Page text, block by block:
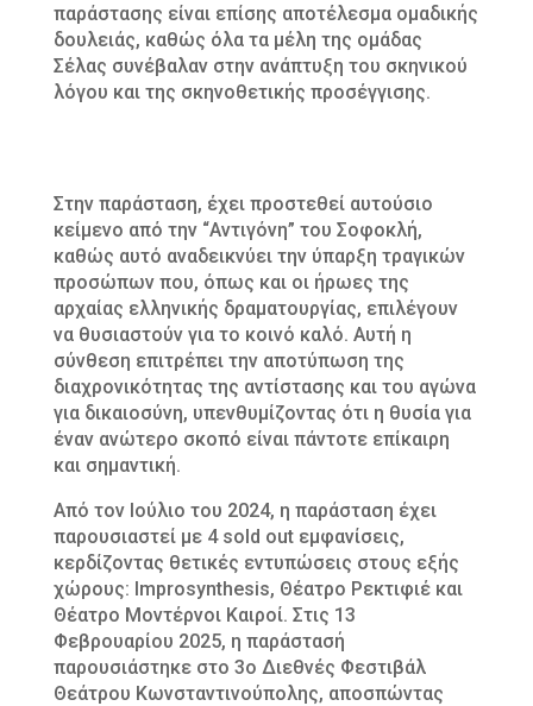
παράστασης είναι επίσης αποτέλεσμα ομαδικής
δουλειάς, καθώς όλα τα μέλη της ομάδας
Σέλας συνέβαλαν στην ανάπτυξη του σκηνικού
λόγου και της σκηνοθετικής προσέγγισης.
Στην παράσταση, έχει προστεθεί αυτούσιο
κείμενο από την “Αντιγόνη” του Σοφοκλή,
καθώς αυτό αναδεικνύει την ύπαρξη τραγικών
προσώπων που, όπως και οι ήρωες της
αρχαίας ελληνικής δραματουργίας, επιλέγουν
να θυσιαστούν για το κοινό καλό. Αυτή η
σύνθεση επιτρέπει την αποτύπωση της
διαχρονικότητας της αντίστασης και του αγώνα
για δικαιοσύνη, υπενθυμίζοντας ότι η θυσία για
έναν ανώτερο σκοπό είναι πάντοτε επίκαιρη
και σημαντική.
Από τον Ιούλιο του 2024, η παράσταση έχει
παρουσιαστεί με 4 sold out εμφανίσεις,
κερδίζοντας θετικές εντυπώσεις στους εξής
χώρους: Improsynthesis, Θέατρο Ρεκτιφιέ και
Θέατρο Μοντέρνοι Καιροί. Στις 13
Φεβρουαρίου 2025, η παράστασή
παρουσιάστηκε στο 3ο Διεθνές Φεστιβάλ
Θεάτρου Κωνσταντινούπολης, αποσπώντας